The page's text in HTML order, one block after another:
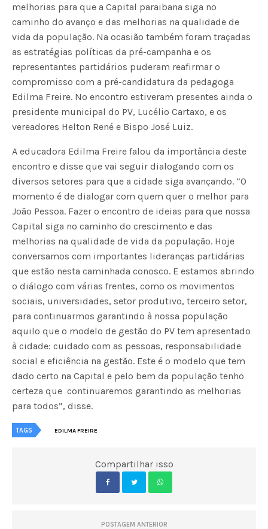
melhorias para que a Capital paraibana siga no
caminho do avanço e das melhorias na qualidade de
vida da população. Na ocasião também foram traçadas
as estratégias políticas da pré-campanha e os
representantes partidários puderam reafirmar o
compromisso com a pré-candidatura da pedagoga
Edilma Freire. No encontro estiveram presentes ainda o
presidente municipal do PV, Lucélio Cartaxo, e os
vereadores Helton René e Bispo José Luiz.
A educadora Edilma Freire falou da importância deste
encontro e disse que vai seguir dialogando com os
diversos setores para que a cidade siga avançando. “O
momento é de dialogar com quem quer o melhor para
João Pessoa. Fazer o encontro de ideias para que nossa
Capital siga no caminho do crescimento e das
melhorias na qualidade de vida da população. Hoje
conversamos com importantes lideranças partidárias
que estão nesta caminhada conosco. E estamos abrindo
o diálogo com várias frentes, como os movimentos
sociais, universidades, setor produtivo, terceiro setor,
para continuarmos garantindo à nossa população
aquilo que o modelo de gestão do PV tem apresentado
à cidade: cuidado com as pessoas, responsabilidade
social e eficiência na gestão. Este é o modelo que tem
dado certo na Capital e pelo bem da população tenho
certeza que continuaremos garantindo as melhorias
para todos”, disse.
TAGS EDILMA FREIRE
Compartilhar isso
POSTAGEM ANTERIOR